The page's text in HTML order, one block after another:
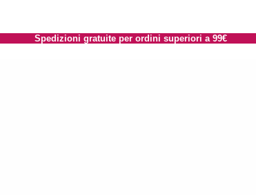
Spedizioni gratuite per ordini superiori a 99€